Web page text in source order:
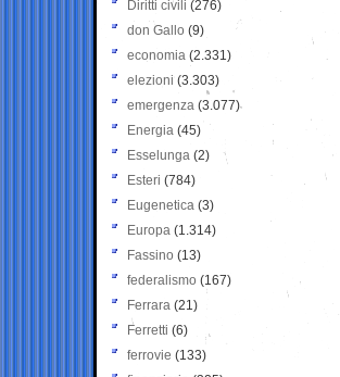
Diritti civili (276)
don Gallo (9)
economia (2.331)
elezioni (3.303)
emergenza (3.077)
Energia (45)
Esselunga (2)
Esteri (784)
Eugenetica (3)
Europa (1.314)
Fassino (13)
federalismo (167)
Ferrara (21)
Ferretti (6)
ferrovie (133)